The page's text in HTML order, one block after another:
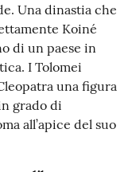
Una dinastia che
Koiné
di un paese in
I Tolomei
una figura
grado di
all’apice del suo